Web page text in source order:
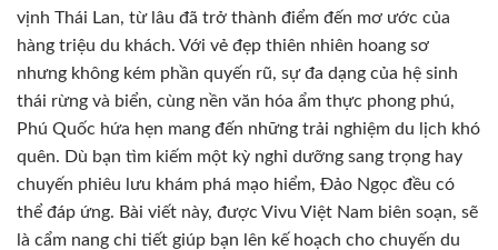
vịnh Thái Lan, từ lâu đã trở thành điểm đến mơ ước của
hàng triệu du khách. Với vẻ đẹp thiên nhiên hoang sơ
nhưng không kém phần quyến rũ, sự đa dạng của hệ sinh
thái rừng và biển, cùng nền văn hóa ẩm thực phong phú,
Phú Quốc hứa hẹn mang đến những trải nghiệm du lịch khó
quên. Dù bạn tìm kiếm một kỳ nghỉ dưỡng sang trọng hay
chuyến phiêu lưu khám phá mạo hiểm, Đảo Ngọc đều có
thể đáp ứng. Bài viết này, được Vivu Việt Nam biên soạn, sẽ
là cẩm nang chi tiết giúp bạn lên kế hoạch cho chuyến du